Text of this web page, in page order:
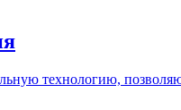
технологию,